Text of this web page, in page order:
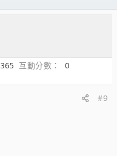
365 互動分數
0
#9